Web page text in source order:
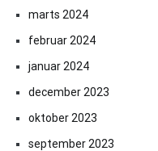
marts 2024
februar 2024
januar 2024
december 2023
oktober 2023
september 2023